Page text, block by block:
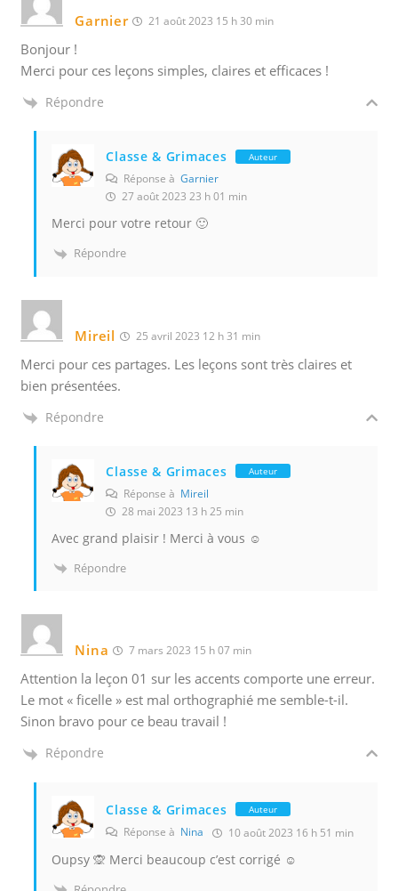
Garnier 21 août 2023 15 h 30 min
Bonjour !
Merci pour ces leçons simples, claires et efficaces !
Répondre
Classe & Grimaces Auteur
Réponse àGarnier
27 août 2023 23 h 01 min
Merci pour votre retour 🙂
Répondre
Mireil 25 avril 2023 12 h 31 min
Merci pour ces partages. Les leçons sont très claires et
bien présentées.
Répondre
Classe & Grimaces Auteur
Réponse à Mireil
28 mai 2023 13 h 25 min
Avec grand plaisir ! Merci à vous ☺️
Répondre
Nina 7 mars 2023 15 h 07 min
Attention la leçon 01 sur les accents comporte une erreur.
Le mot « ficelle » est mal orthographié me semble-t-il.
Sinon bravo pour ce beau travail !
Répondre
Classe & Grimaces Auteur
Réponse à Nina 10 août 2023 16 h 51 min
Oupsy 🙊 Merci beaucoup c’est corrigé ☺️